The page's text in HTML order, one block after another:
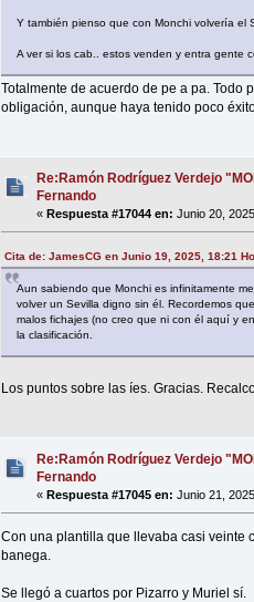
Y también pienso que con Monchi volvería el
A ver si los cab.. estos venden y entra gente
Totalmente de acuerdo de pe a pa. Todo
obligación, aunque haya tenido poco
Re:Ramón Rodríguez Verdejo
Fernando
« Respuesta #17044 en: Junio 20,
Cita de: JamesCG en Junio 19, 2025, 18:21
Aun sabiendo que Monchi es infinitamente
volver un Sevilla digno sin él. Recordemos
malos fichajes (no creo que ni con él aquí y
la clasificación.
Los puntos sobre las íes. Gracias.
Re:Ramón Rodríguez Verdejo
Fernando
«Respuesta #17045 en: Junio 21,
Con una plantilla que llevaba casi veinte
banega.
Se llegó a cuartos por Pizarro y Muriel sí.